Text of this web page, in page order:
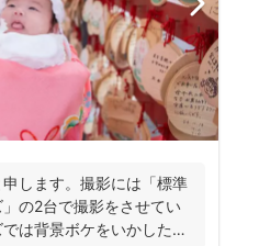
します。撮影には「標準
の2台で撮影をさせてい
は背景ボケをいかしたお